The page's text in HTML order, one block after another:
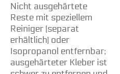
Nicht ausgehärtete
Reste mit speziellem
Reiniger (separat
erhältlich) oder
Isopropanol entfernbar;
ausgehärteter Kleber ist